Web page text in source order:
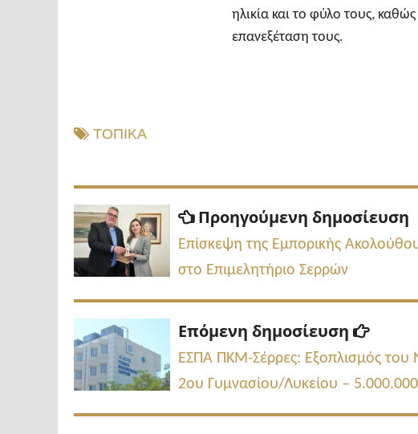
ηλικία και το φύλο τους,
επανεξέταση τους.
ΤΟΠΙΚΑ
Πλοήγηση
άρθρων
Προηγούμενη δημοσίευση
Επίσκεψη της Εμπορικής
στο Επιμελητήριο Σερρών
Επόμενη δημοσίευση
ΕΣΠΑ ΠΚΜ-Σέρρες: Εξοπλισμός του
2ου Γυμνασίου/Λυκείου –